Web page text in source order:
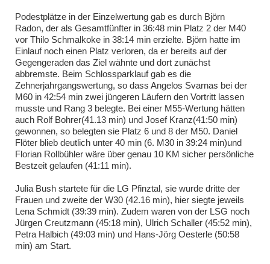
Podestplätze in der Einzelwertung gab es durch Björn
Radon, der als Gesamtfünfter in 36:48 min Platz 2 der M40
vor Thilo Schmalkoke in 38:14 min erzielte. Björn hatte im
Einlauf noch einen Platz verloren, da er bereits auf der
Gegengeraden das Ziel wähnte und dort zunächst
abbremste. Beim Schlossparklauf gab es die
Zehnerjahrgangswertung, so dass Angelos Svarnas bei der
M60 in 42:54 min zwei jüngeren Läufern den Vortritt lassen
musste und Rang 3 belegte. Bei einer M55-Wertung hätten
auch Rolf Bohrer(41.13 min) und Josef Kranz(41:50 min)
gewonnen, so belegten sie Platz 6 und 8 der M50. Daniel
Flöter blieb deutlich unter 40 min (6. M30 in 39:24 min)und
Florian Rollbühler wäre über genau 10 KM sicher persönliche
Bestzeit gelaufen (41:11 min).
Julia Bush startete für die LG Pfinztal, sie wurde dritte der
Frauen und zweite der W30 (42.16 min), hier siegte jeweils
Lena Schmidt (39:39 min). Zudem waren von der LSG noch
Jürgen Creutzmann (45:18 min), Ulrich Schaller (45:52 min),
Petra Halbich (49:03 min) und Hans-Jörg Oesterle (50:58
min) am Start.